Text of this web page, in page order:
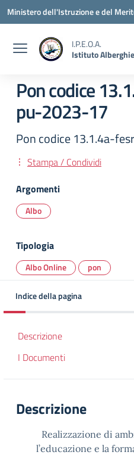
Vai ai contenuti
Vai al menu di navigazione
Vai al footer
Ministero dell'Istruzione e del
I.P.E.O.A.
Istituto
Pon codice
pu-2023-17
Pon codice 13.1.4a-
Stampa / Condividi
Argomenti
Albo
Tipologia
Albo Online pon
Indice della pagina
Descrizione
I Documenti
Descrizione
Realizzazione di
l’educazione e la